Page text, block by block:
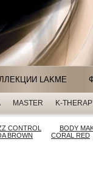
LAKME
MASTER K-
CONTROL
BODY
BROWN
CORAL RED